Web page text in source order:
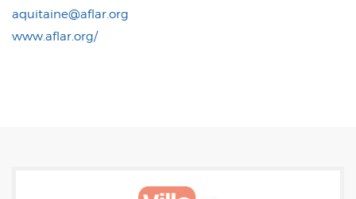
aquitaine@aflar.org
www.aflar.org/